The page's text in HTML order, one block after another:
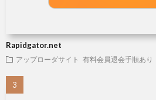
Rapidgator.net
アップローダサイト 有料会員退会手順あり